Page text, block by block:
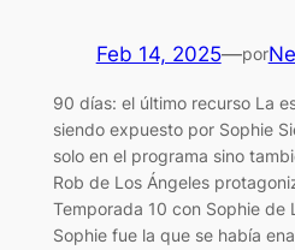
Feb 14, 2025—por
90 días: el último recurso La
siendo expuesto por Sophie
solo en el programa sino
Rob de Los Ángeles
Temporada 10 con Sophie de
Sophie fue la que se había